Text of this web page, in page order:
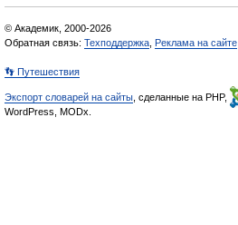
© Академик, 2000-2026
Обратная связь: Техподдержка Реклама на сайте
👣 Путешествия
Экспорт словарей на сайты , сделанные на PHP,
WordPress, MODx.